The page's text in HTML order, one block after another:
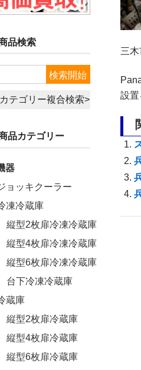
三
設
品検索
テゴリー複合検索>
品カテゴリー
器
ョッキクーラー
凍冷蔵庫
縦型2枚扉冷凍冷蔵庫
縦型4枚扉冷凍冷蔵庫
縦型6枚扉冷凍冷蔵庫
台下冷凍冷蔵庫
蔵庫
縦型2枚扉冷蔵庫
縦型4枚扉冷蔵庫
縦型6枚扉冷蔵庫